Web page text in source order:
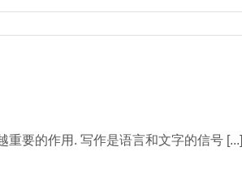
要的作用. 写作是语言和文字的信号 [...]